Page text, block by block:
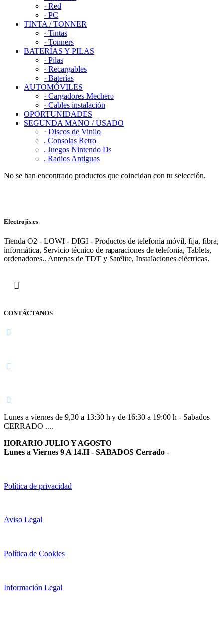
· Red
· PC
TINTA / TONNER
· Tintas
· Tonners
BATERÍAS Y PILAS
· Pilas
· Recargables
· Baterías
AUTOMÓVILES
· Cargadores Mechero
· Cables instalación
OPORTUNIDADES
SEGUNDA MANO / USADO
· Discos de Vinilo
. Consolas Retro
. Juegos Nintendo Ds
. Radios Antiguas
No se han encontrado productos que coincidan con tu selección.
Electrojis.es
Tienda O2 - LOWI - DIGI - Productos de telefonía móvil, fija, fibra,
informática, Servicio técnico de raparaciones de telefonía, Tablets,
ordenadores.. Antenas de TDT y Satélite, Instalaciones eléctricas.
CONTÁCTANOS
Lunes a viernes de 9,30 a 13:30 h y de 16:30 a 19:00 h - Sabados
CERRADO ....
HORARIO JULIO Y AGOSTO
Lunes a Viernes 9 A 14.H - SABADOS Cerrado -
Política de privacidad
Aviso Legal
Política de Cookies
Información Legal